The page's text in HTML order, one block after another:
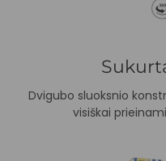
Dvigubo sluoksnio
visiškai